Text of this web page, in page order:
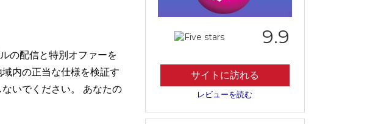
の配信と特別オファーを
内の正当な仕様を検証す
いでください。 あなたの
9.9
サイトに訪れる
レビューを読む